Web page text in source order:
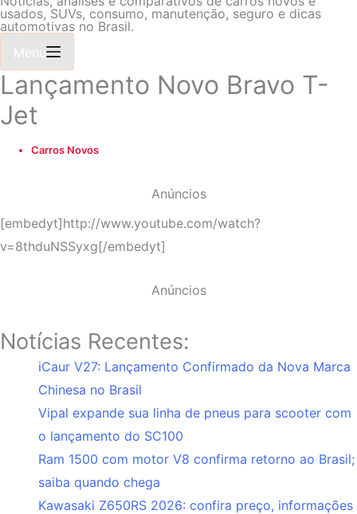
usados, SUVs, consumo, manutenção, seguro e dicas
automotivas no Brasil.
Menu
Lançamento Novo Bravo T-
Jet
Carros Novos
Anúncios
[embedyt]http://www.youtube.com/watch?
v=8thduNSSyxg[/embedyt]
Anúncios
Notícias Recentes:
iCaur V27: Lançamento Confirmado da Nova Marca
Chinesa no Brasil
Vipal expande sua linha de pneus para scooter com
o lançamento do SC100
Ram 1500 com motor V8 confirma retorno ao Brasil;
saiba quando chega
Kawasaki Z650RS 2026: confira preço, informações